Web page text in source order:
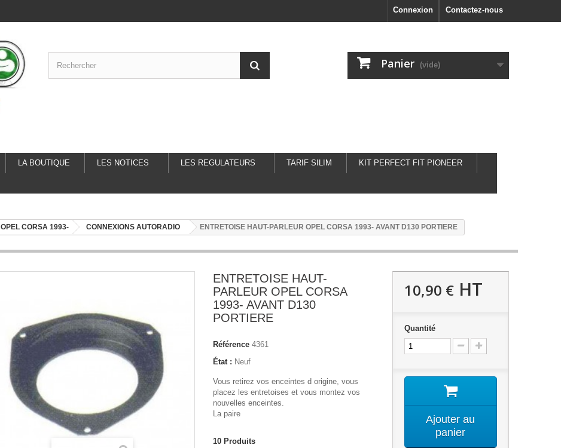
Contactez-nous
Connexion
Panier (vide)
LA BOUTIQUE LES NOTICES LES REGULATEURS TARIF SILIM KIT PERFECT FIT PIONEER
OPEL CORSA 1993- CONNEXIONS AUTORADIO ENTRETOISE HAUT-PARLEUR OPEL CORSA 1993- AVANT D130 PORTIERE
ENTRETOISE HAUT-
PARLEUR OPEL CORSA
1993- AVANT D130
PORTIERE
Référence 4361
État : Neuf
Vous retirez vos enceintes d origine, vous
placez les entretoises et vous montez vos
nouvelles enceintes.
La paire
10 Produits
10,90 €HT
Quantité
Ajouter au
panier